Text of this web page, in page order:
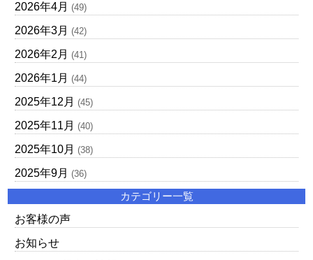
2026年4月 (49)
2026年3月 (42)
2026年2月 (41)
2026年1月 (44)
2025年12月 (45)
2025年11月 (40)
2025年10月 (38)
2025年9月 (36)
カテゴリー一覧
お客様の声
お知らせ